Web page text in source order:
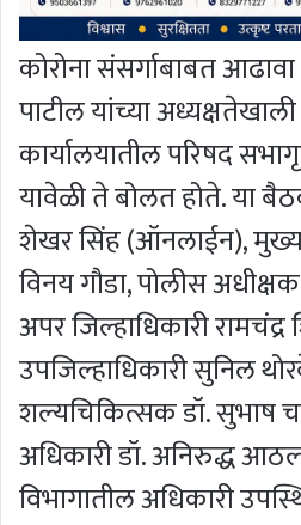
कोरोना संसर्गाबाबत
पाटील यांच्या
कार्यालयातील परिषद
यावेळी ते बोलत होते. या
शेखर सिंह (ऑनलाईन), मुख्य
विनय गौडा, पोलीस
अपर जिल्हाधिकारी रामचंद्र
उपजिल्हाधिकारी सुनिल
शल्यचिकित्सक डॉ. सुभाष
अधिकारी डॉ. अनिरुद्ध
विभागातील अधिकारी